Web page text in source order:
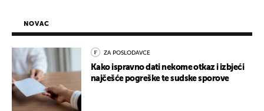
NOVAC
ZA POSLODAVCE
Kako ispravno dati nekome otkaz i izbjeći
najčešće pogreške te sudske sporove